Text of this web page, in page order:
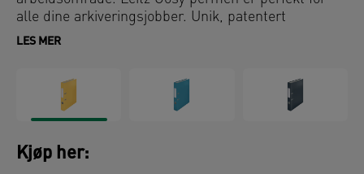
alle dine arkiveringsjobber. Unik, patentert
mekanisme som åpner 180 ° for 50% bredere
hjemmet eller kontoret for å sikre at du holder deg
avslappet og produktiv hele dagen.
LES MER
Kjøp her: